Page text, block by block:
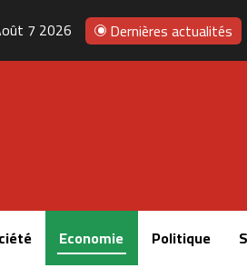
7 2026 Dernières actualités
Economie Politique